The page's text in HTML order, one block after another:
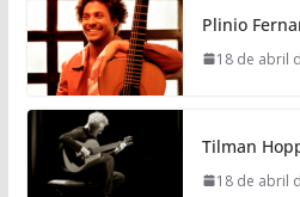
Plinio
18 de abril
Tilman
18 de abril